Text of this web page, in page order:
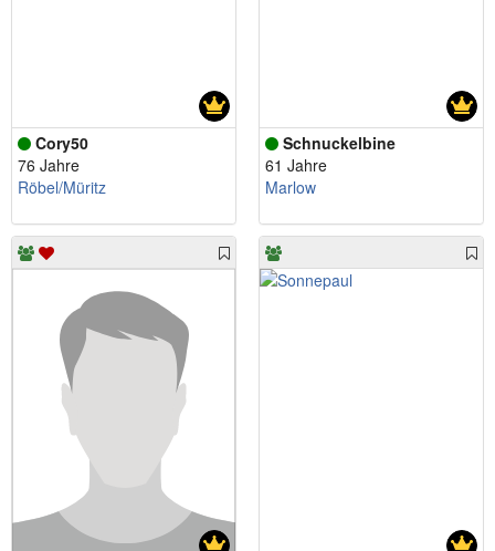
Cory50
76 Jahre
Röbel/Müritz
Schnuckelbine
61 Jahre
Marlow